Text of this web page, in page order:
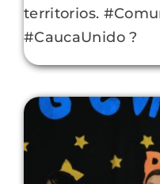
territorios.
#CaucaUnido ?